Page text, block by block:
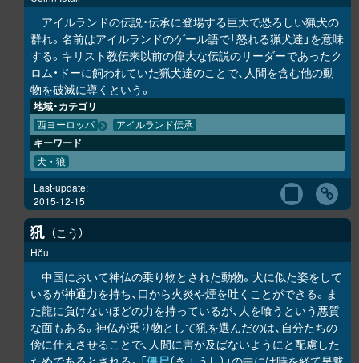
アイルランドの伝説・伝承に登場する巨大で恐ろしい猟犬の
群れ。名前はアイルランドのゲール語で「怒れる猟犬達」を意味
する。キリスト教伝来以前の偉大な伝説のリーダーであったク
ロム・ドーに飼われていた猟犬達のことで、人間を含む他の動
物を破滅に導くという。
地域・カテゴリ
西ヨーロッパ アイルランド伝承
キーワード
犬・狼
Last-update:
2015-12-15
犼 こう
Hŏu
中国において神仏の乗り物とされた動物。犬に似た姿をして
いるが神通力を持ち、口から火炎や煙を吐くことができる。ま
た龍に負けないほどの力を持っているが、人を喰うという悪質
な面もある。神仏が乗り物として犼を選んだのは、自分たちの
傍に仕えさせることで、人間に害が及ばないようにと配慮した